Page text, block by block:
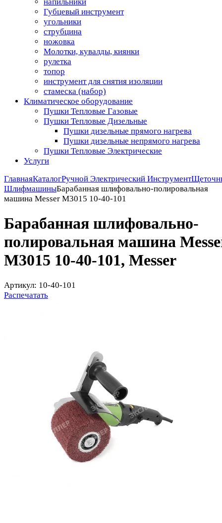
Губцевый инструмент
угольники
струбцина
ножовка
Молотки, кувалды, киянки
рулетка
топор
инструмент для снятия изоляции
стамеска (набор)
Климатическое оборудование
Пушки Тепловые Газовые
Пушки Тепловые Дизельные
Пушки дизельные прямого нагрева
Пушки дизельные непрямого нагрева
Пушки Тепловые Электрические
Услуги
ГлавнаяКаталогРучной Электрический Инструмент
ШлифмашиныБарабанная шлифовально-полировальная
машина Messer M3015 10-40-101
Барабанная шлифовально-
полировальная машина
M3015 10-40-101, Messer
Артикул: 10-40-101
Распечатать